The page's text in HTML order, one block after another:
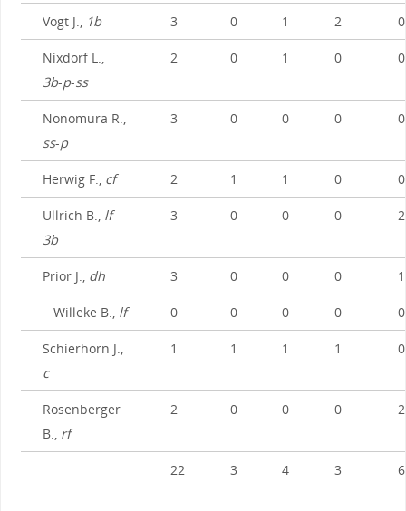
Vogt J., 1b 3 0 1 2 0
Nixdorf L.,
3b-p-ss
2 0 1 0 0
Nonomura R.,
ss-p
3 0 0 0 0
Herwig F., cf 2 1 1 0 0
Ullrich B., lf-
3b
3 0 0 0 2
Prior J., dh 3 0 0 0 1
Willeke B., lf 0 0 0 0 0
Schierhorn J.,
c
1 1 1 1 0
Rosenberger
B., rf
2 0 0 0 2
22 3 4 3 6